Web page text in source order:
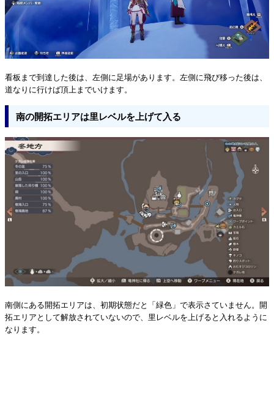
看板まで到達した後は、左側に足場があります。左側に飛び移った後は、
道なりに行けば頂上までいけます。
南の開拓エリアは里レベルを上げて入る
南側にある開拓エリアは、初期状態だと「緑色」で表示さていません。開
拓エリアとして解放されていないので、里レベルを上げると入れるように
なります。